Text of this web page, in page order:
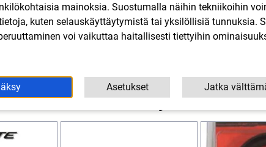
Tutustu myös
mainoksia. Suostumalla näihin tekniikoihin
kuten selauskäyttäytymistä tai yksilöllisiä tunnuksia.
voi vaikuttaa haitallisesti tiettyihin
Asetukset Jatka